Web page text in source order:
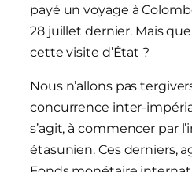
payé un voyage à
28 juillet dernier. Mais
cette visite d’État ?
Nous n’allons pas
concurrence inter-
s’agit, à commencer par
étasunien. Ces derniers,